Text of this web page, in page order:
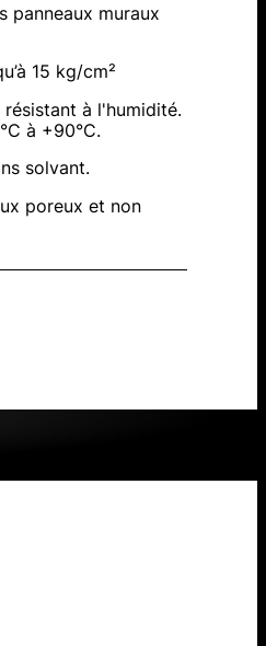
panneaux muraux
15 kg/cm²
à l'humidité.
à +90°C.
solvant.
poreux et non